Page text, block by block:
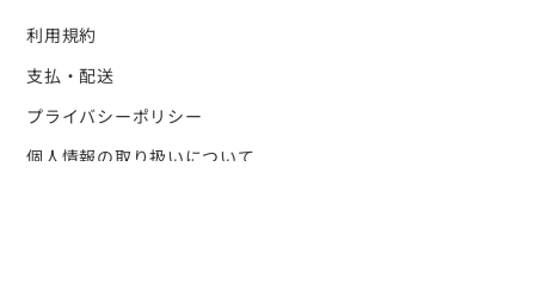
利用規約
支払・配送
プライバシーポリシー
個人情報の取り扱いについて